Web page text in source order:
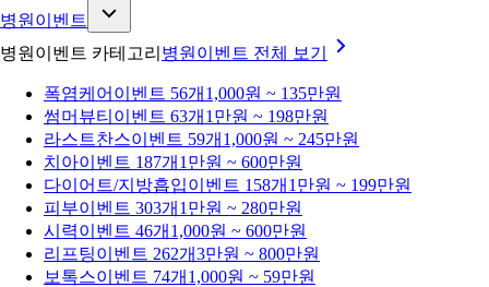
병원이벤트
병원이벤트 카테고리 병원이벤트 전체 보기
폭염케어 이벤트 56개 1,000원 ~ 135만원
썸머뷰티 이벤트 63개 1만원 ~ 198만원
라스트찬스이벤트 59개 1,000원 ~ 245만원
치아이벤트 187개 1만원 ~ 600만원
다이어트/지방흡입이벤트 158개 1만원 ~ 199만원
피부이벤트 303개 1만원 ~ 280만원
시력이벤트 46개 1,000원 ~ 600만원
리프팅이벤트 262개3만원 ~ 800만원
보톡스이벤트 74개 1,000원 ~ 59만원